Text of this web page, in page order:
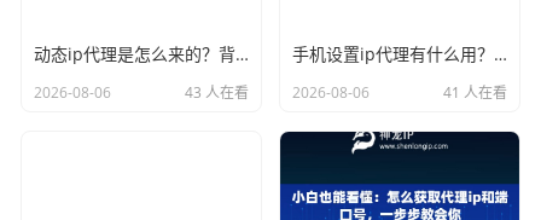
动态ip代理是怎么来的？背后的原理比你想象的精彩
2026-08-06 43 人在看
手机设置ip代理有什么用？不只是改定位那么简单
2026-08-06 41 人在看